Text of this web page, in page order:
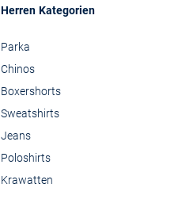
Herren Kategorien
Parka
Chinos
Boxershorts
Sweatshirts
Jeans
Poloshirts
Krawatten